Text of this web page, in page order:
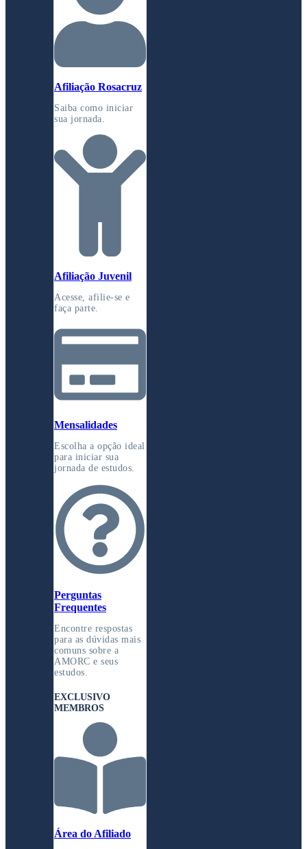
Afiliação Rosacruz
Saiba como iniciar
sua jornada.
Afiliação Juvenil
Acesse, afilie-se e
faça parte.
Mensalidades
Escolha a opção ideal
para iniciar sua
jornada de estudos.
Perguntas
Frequentes
Encontre respostas
para as dúvidas mais
comuns sobre a
AMORC e seus
estudos.
EXCLUSIVO
MEMBROS
Área do Afiliado